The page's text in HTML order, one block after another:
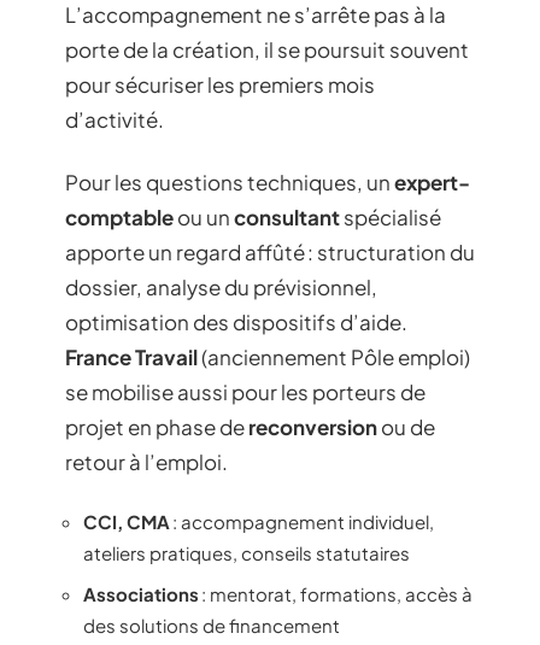
L’accompagnement ne s’arrête pas à la
porte de la création, il se poursuit souvent
pour sécuriser les premiers mois
d’activité.
Pour les questions techniques, unexpert-
comptableou unconsultantspécialisé
apporte un regard affûté : structuration du
dossier, analyse du prévisionnel,
optimisation des dispositifs d’aide.
France Travail(anciennement Pôle emploi)
se mobilise aussi pour les porteurs de
projet en phase dereconversionou de
retour à l’emploi.
CCI, CMA : accompagnement individuel,
ateliers pratiques, conseils statutaires
Associations : mentorat, formations, accès à
des solutions de financement